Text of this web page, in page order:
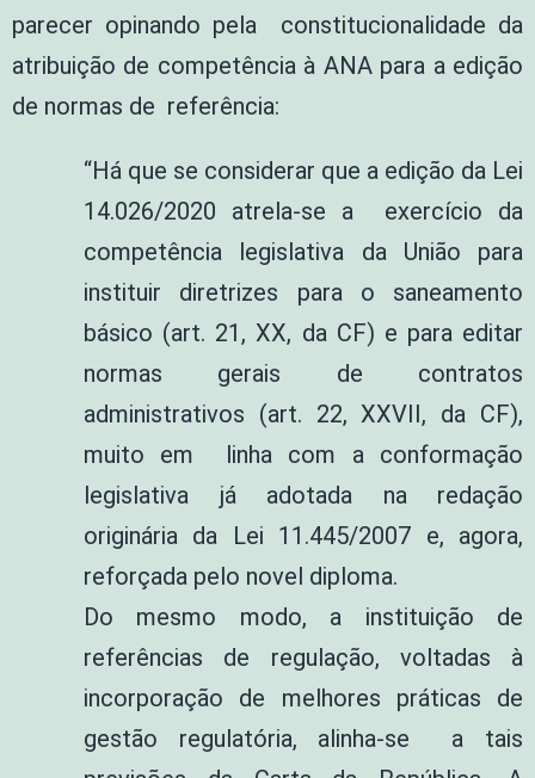
parecer opinando pela constitucionalidade da
atribuição de competência à ANA para a edição
de normas de referência:
“Há que se considerar que a edição da Lei
14.026/2020 atrela-se a exercício da
competência legislativa da União para
instituir diretrizes para o saneamento
básico (art. 21, XX, da CF) e para editar
normas gerais de contratos
administrativos (art. 22, XXVII, da CF),
muito em linha com a conformação
legislativa já adotada na redação
originária da Lei 11.445/2007 e, agora,
reforçada pelo novel diploma.
Do mesmo modo, a instituição de
referências de regulação, voltadas à
incorporação de melhores práticas de
gestão regulatória, alinha-se a tais